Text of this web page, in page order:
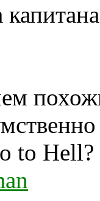
to Hell?